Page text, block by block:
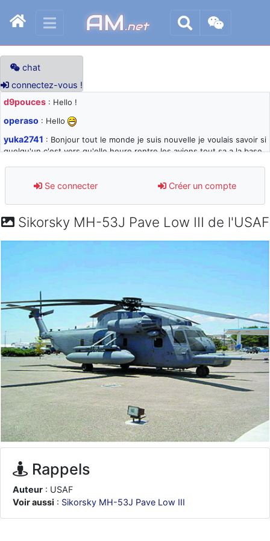
AM.net
chat
connectez-vous !
d9pouces : Hello !
operaso : Hello
yuka2741 : Bonjour tout le monde je suis nouvelle je voulais savoir si
quelqu'un c'est vers qu'elle heure rentre les avions tout sa a la base
d9pouces: désolé pour les quelques blocages du site ces derniers
jours : je teste des méthodes contre le spam et les bots trop nocifs
paxwax: Super, la nouvelle bannière
bien sûr que oui !
je suis un avion@,._,+ : Bonjour je viens d'arriver il y a quelques
moi et quelques avions n'ont pas les mêmes noms qu'aujourd'hui
ouakamois: Bonjourà toutes et à tous.en espérantque ces
quelques images du Pays Basque vous auront plu ; Agur…
d9pouces: Je me rattraperai à la Ferté samedi
d9pouces: Malheureusement non un peu trop loin pour moi !
fox_50
: Bonjour, certains parmis vous étaient-ils présent au
meeting de Lann Bihoué de 2026 ?
cachée dans les pins: Coucou et excellente année 2026 à tous et
au site!
jericho
: Bonne année et tous mes meilleurs voeux à tous pour
2026 !
little boy
: je vous souhaite un bon réveillon pour cette nouvelle
année!
Se connecter Créer un compte
Sikorsky MH-53J Pave Low III de l'USAF
Rappels
Auteur : USAF
Voir aussi : Sikorsky MH-53J Pave Low III